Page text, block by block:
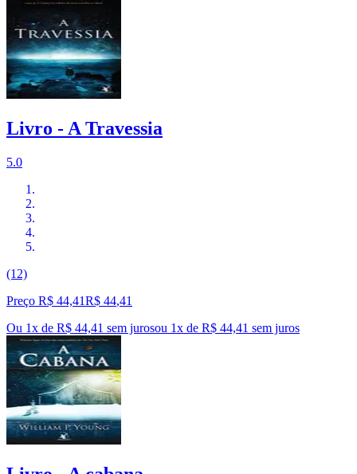
Livro - A Travessia
5.0
(12)
Preço R$ 44,41R$ 44,41
Ou 1x de R$ 44,41 sem jurosou 1x de R$ 44,41 sem juros